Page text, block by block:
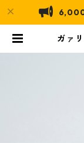
6,000
ガァ